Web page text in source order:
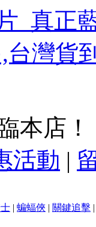
本店！
活動 |
| 蝙蝠俠 | 關鍵追擊